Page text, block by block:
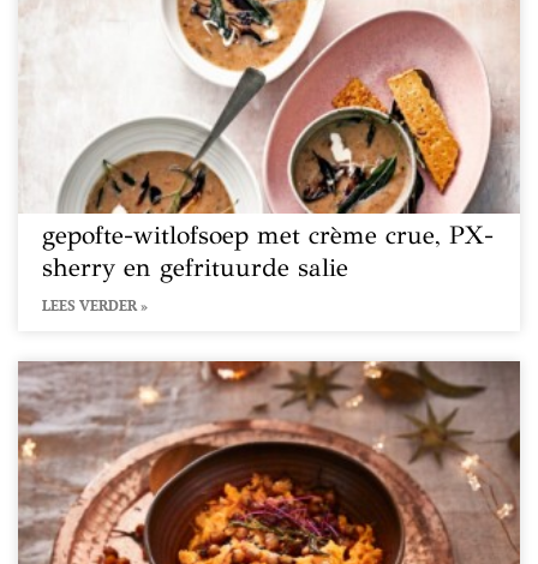
gepofte-witlofsoep met crème crue, PX-
sherry en gefrituurde salie
LEES VERDER »